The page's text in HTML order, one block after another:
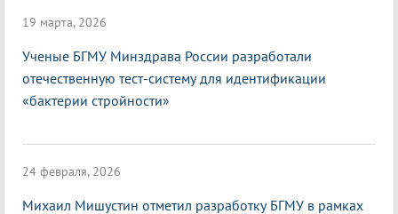
19 марта, 2026
Ученые БГМУ Минздрава России разработали
отечественную тест-систему для идентификации
«бактерии стройности»
24 февраля, 2026
Михаил Мишустин отметил разработку БГМУ в рамках